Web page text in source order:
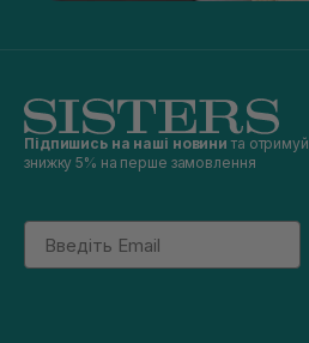
Підпишись на наші новини та отримуй
знижку 5% на перше замовлення
Email